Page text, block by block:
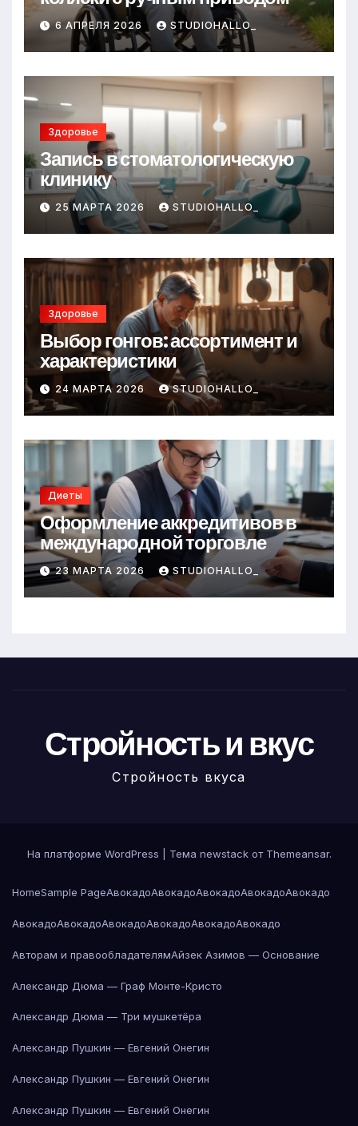
6 АПРЕЛЯ 2026 STUDIOHALLO_
Здоровье
Запись в стоматологическую
клинику
25 МАРТА 2026 STUDIOHALLO_
Здоровье
Выбор гонгов: ассортимент и
характеристики
24 МАРТА 2026 STUDIOHALLO_
Диеты
Оформление аккредитивов в
международной торговле
23 МАРТА 2026 STUDIOHALLO_
Стройность и вкус
Стройность вкуса
На платформе WordPress Тема newstack от Themeansar.
HomeSample PageАвокадоАвокадоАвокадоАвокадоАвокадо
АвокадоАвокадоАвокадоАвокадоАвокадоАвокадо
Авторам и правообладателямАйзек Азимов — Основание
Александр Дюма — Граф Монте-Кристо
Александр Дюма — Три мушкетёра
Александр Пушкин — Евгений Онегин
Александр Пушкин — Евгений Онегин
Александр Пушкин — Евгений Онегин